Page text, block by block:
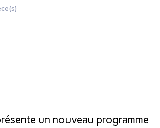
un nouveau programme